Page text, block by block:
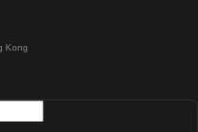
naar Wenen
Kong